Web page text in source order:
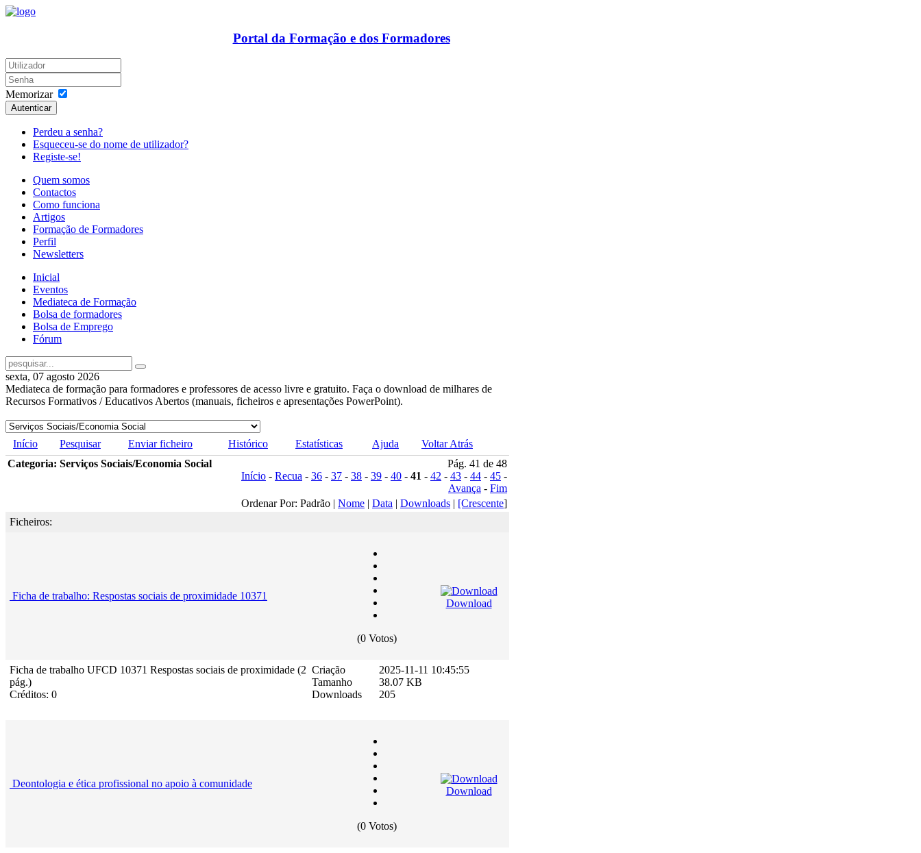
Portal da Formação e dos Formadores
Memorizar
Autenticar
Perdeu a senha?
Esqueceu-se do nome de utilizador?
Registe-se!
Quem somos
Contactos
Como funciona
Artigos
Formação de Formadores
Perfil
Newsletters
Inicial
Eventos
Mediateca de Formação
Bolsa de formadores
Bolsa de Emprego
Fórum
sexta, 07 agosto 2026
Mediateca de formação para formadores e professores de acesso livre e gratuito. Faça o download de milhares de
Recursos Formativos / Educativos Abertos (manuais, ficheiros e apresentações PowerPoint).
Início Pesquisar Enviar ficheiro Histórico Estatísticas Ajuda
Voltar Atrás
Categoria: Serviços Sociais/Economia Social
Pág. 41 de 48
Início - Recua - 36 - 37 - 38 - 39 - 40 - 41 - 42 - 43 - 44 - 45 -
Avança - Fim
Ordenar Por: Padrão | Nome | Data | Downloads | [Crescente]
Ficheiros:
Ficha de trabalho: Respostas sociais de proximidade 10371
(0 Votos)
Download
Ficha de trabalho UFCD 10371 Respostas sociais de proximidade (2
pág.)
Créditos: 0
Criação
Tamanho
Downloads
2025-11-11 10:45:55
38.07 KB
205
Deontologia e ética profissional no apoio à comunidade
(0 Votos)
Download